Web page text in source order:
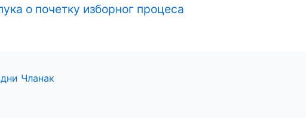
о почетку изборног процеса
Чланак